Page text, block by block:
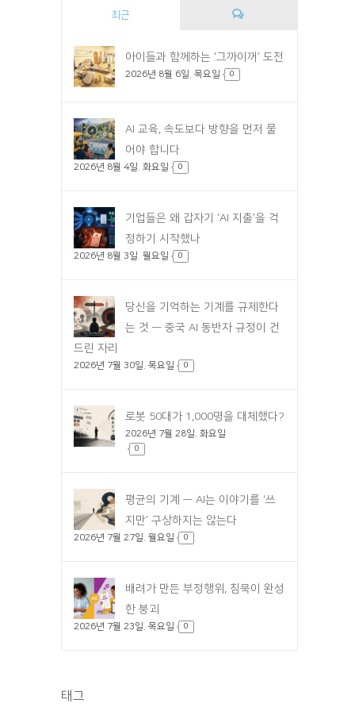
최근
아이들과 함께하는 ‘그까이꺼’ 도전
2026년 8월 6일. 목요일 0
AI 교육, 속도보다 방향을 먼저 물
어야 합니다
2026년 8월 4일. 화요일 0
기업들은 왜 갑자기 ‘AI 지출’을 걱
정하기 시작했나
2026년 8월 3일. 월요일 0
당신을 기억하는 기계를 규제한다
는 것 — 중국 AI 동반자 규정이 건
드린 자리
2026년 7월 30일. 목요일 0
로봇 50대가 1,000명을 대체했다?
2026년 7월 28일. 화요일
0
평균의 기계 — AI는 이야기를 ‘쓰
지만’ 구상하지는 않는다
2026년 7월 27일. 월요일 0
배려가 만든 부정행위, 침묵이 완성
한 붕괴
2026년 7월 23일. 목요일 0
태그